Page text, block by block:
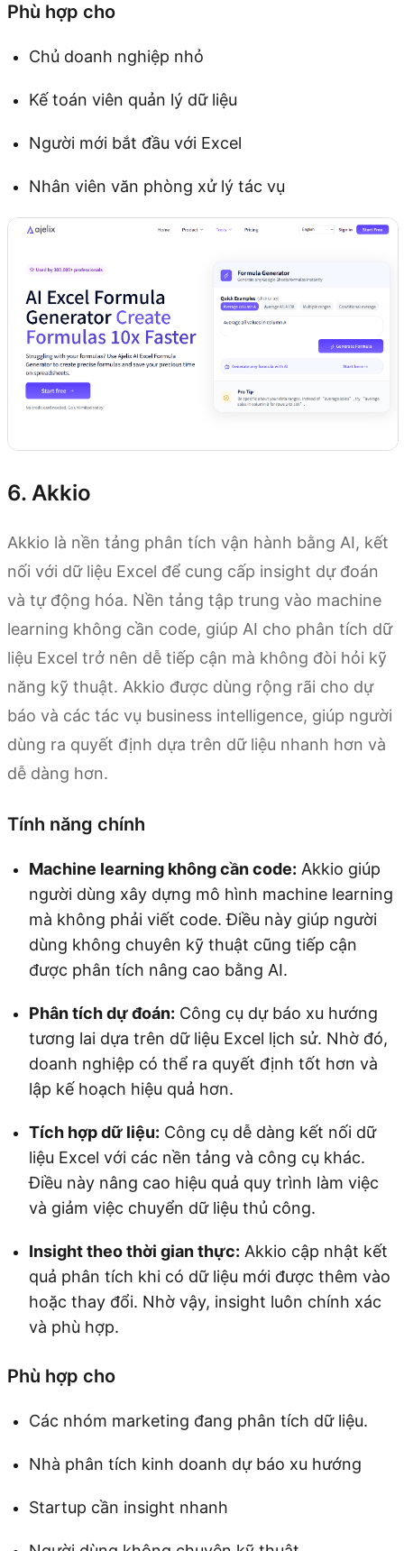
Phù hợp cho
Chủ doanh nghiệp nhỏ
Kế toán viên quản lý dữ liệu
Người mới bắt đầu với Excel
Nhân viên văn phòng xử lý tác vụ
6. Akkio
Akkio là nền tảng phân tích vận hành bằng AI, kết
nối với dữ liệu Excel để cung cấp insight dự đoán
và tự động hóa. Nền tảng tập trung vào machine
learning không cần code, giúp AI cho phân tích dữ
liệu Excel trở nên dễ tiếp cận mà không đòi hỏi kỹ
năng kỹ thuật. Akkio được dùng rộng rãi cho dự
báo và các tác vụ business intelligence, giúp người
dùng ra quyết định dựa trên dữ liệu nhanh hơn và
dễ dàng hơn.
Tính năng chính
Machine learning không cần code: Akkio giúp
người dùng xây dựng mô hình machine learning
mà không phải viết code. Điều này giúp người
dùng không chuyên kỹ thuật cũng tiếp cận
được phân tích nâng cao bằng AI.
Phân tích dự đoán: Công cụ dự báo xu hướng
tương lai dựa trên dữ liệu Excel lịch sử. Nhờ đó,
doanh nghiệp có thể ra quyết định tốt hơn và
lập kế hoạch hiệu quả hơn.
Tích hợp dữ liệu: Công cụ dễ dàng kết nối dữ
liệu Excel với các nền tảng và công cụ khác.
Điều này nâng cao hiệu quả quy trình làm việc
và giảm việc chuyển dữ liệu thủ công.
Insight theo thời gian thực: Akkio cập nhật kết
quả phân tích khi có dữ liệu mới được thêm vào
hoặc thay đổi. Nhờ vậy, insight luôn chính xác
và phù hợp.
Phù hợp cho
Các nhóm marketing đang phân tích dữ liệu.
Nhà phân tích kinh doanh dự báo xu hướng
Startup cần insight nhanh